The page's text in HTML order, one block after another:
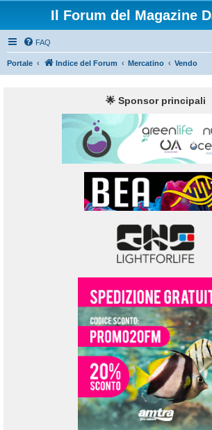
Il Forum del Magazine
FAQ
Portale Indice del Forum Mercatino Vendo
🌟 Sponsor principali